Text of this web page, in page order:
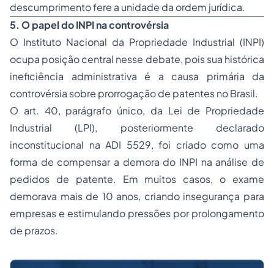
descumprimento fere a unidade da ordem jurídica.
5. O papel do INPI na controvérsia
O Instituto Nacional da Propriedade Industrial (INPI)
ocupa posição central nesse debate, pois sua histórica
ineficiência administrativa é a causa primária da
controvérsia sobre prorrogação de patentes no Brasil.
O art. 40, parágrafo único, da Lei de Propriedade
Industrial (LPI), posteriormente declarado
inconstitucional na ADI 5529, foi criado como uma
forma de compensar a demora do INPI na análise de
pedidos de patente. Em muitos casos, o exame
demorava mais de 10 anos, criando insegurança para
empresas e estimulando pressões por prolongamento
de prazos.